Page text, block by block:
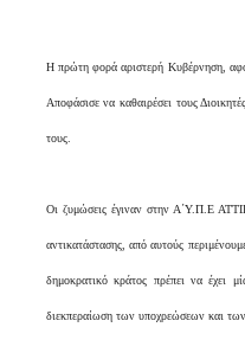
Η πρώτη φορά αριστερή Κυβέρνηση,
Αποφάσισε να καθαιρέσει τους
τους.
Οι ζυμώσεις έγιναν στην Α΄Υ.Π.Ε
αντικατάστασης, από αυτούς
δημοκρατικό κράτος πρέπει να έχει
διεκπεραίωση των υποχρεώσεων και